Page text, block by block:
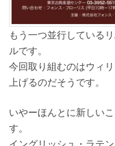
もう一つ並行している
ルです。
今回取り組むのはウィ
上げるのだそうです。
いやーほんとに新しい
す。